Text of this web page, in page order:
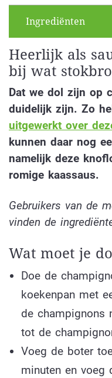
Ingrediënten
Heerlijk als
bij wat
Dat we dol zijn op
duidelijk zijn. Zo
uitgewerkt over
kunnen daar nog
namelijk deze
romige kaassaus.
Gebruikers van de
vinden de
Wat moet je
Doe de
koekenpan met
de champignons
tot de
Voeg de boter
minuten en voeg